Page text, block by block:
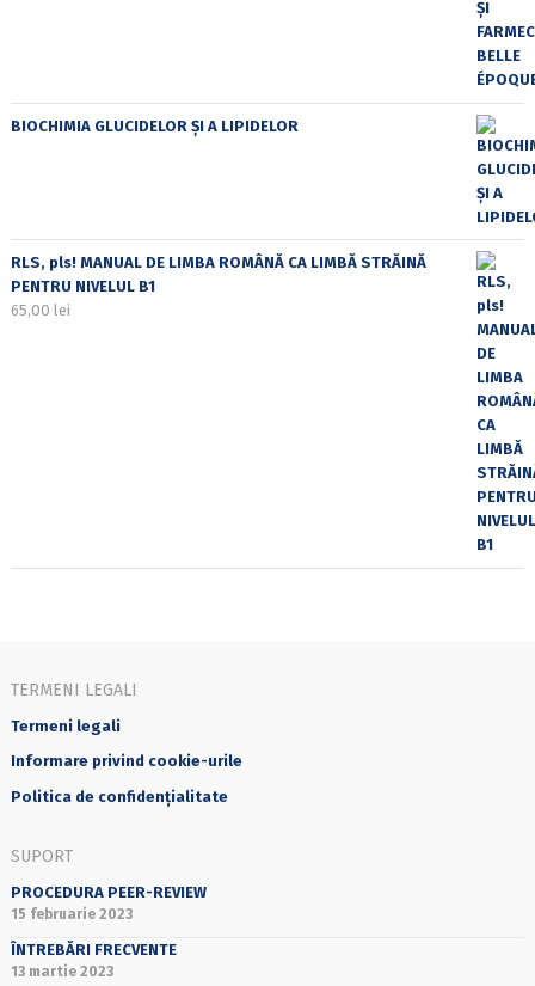
BIOCHIMIA GLUCIDELOR ȘI A LIPIDELOR
RLS, pls! MANUAL DE LIMBA ROMÂNĂ CA LIMBĂ STRĂINĂ
PENTRU NIVELUL B1
65,00 lei
TERMENI LEGALI
Termeni legali
Informare privind cookie-urile
Politica de confidențialitate
SUPORT
PROCEDURA PEER-REVIEW
15 februarie 2023
ÎNTREBĂRI FRECVENTE
13 martie 2023